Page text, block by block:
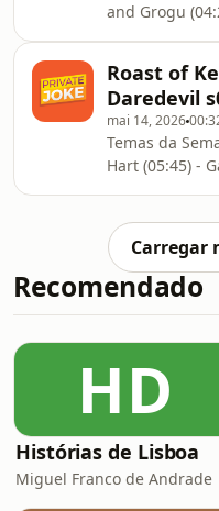
and Grogu
Roast of
Daredevil
mai 14, 2026
Temas da Semana: - Roast
Hart (05:45) -
Carregar
Recomendado
HD
Histórias de Lisboa
Miguel Franco de Andrade